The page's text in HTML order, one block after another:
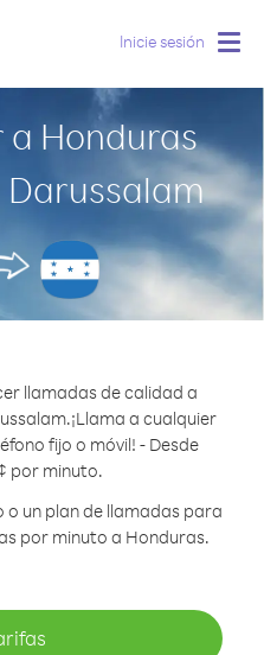
Inicie sesión
a Honduras
Darussalam
llamadas de calidad a
¡Llama a cualquier
fijo o móvil! - Desde
por minuto.
un plan de llamadas para
por minuto a Honduras.